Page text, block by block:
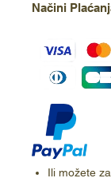
Načini
Ili možete